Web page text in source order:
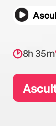
8h 35m